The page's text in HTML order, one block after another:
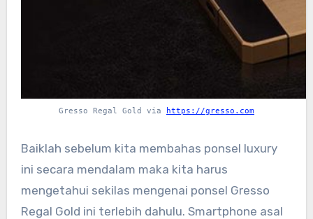
Gresso Regal Gold via https://gresso.com
Baiklah sebelum kita membahas ponsel luxury
ini secara mendalam maka kita harus
mengetahui sekilas mengenai ponsel Gresso
Regal Gold ini terlebih dahulu. Smartphone asal